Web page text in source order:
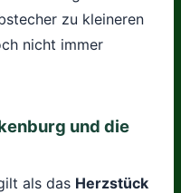
zu kleineren
nicht immer
und die
als das Herzstück